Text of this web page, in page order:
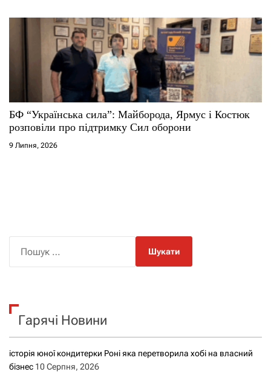
БФ “Українська сила”: Майборода, Ярмус і Костюк
розповіли про підтримку Сил оборони
9 Липня, 2026
к
Гарячі Новини
історія юної кондитерки Роні яка перетворила хобі на власний
бізнес 10 Серпня, 2026